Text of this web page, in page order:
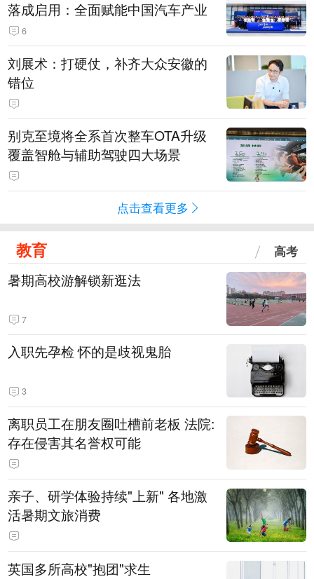
落成启用：全面赋能中国汽车产业
6
刘展术：打硬仗，补齐大众安徽的
错位
别克至境将全系首次整车OTA升级
覆盖智舱与辅助驾驶四大场景
点击查看更多
教育 高考
暑期高校游解锁新逛法
7
入职先孕检 怀的是歧视鬼胎
3
离职员工在朋友圈吐槽前老板 法院:
存在侵害其名誉权可能
亲子、研学体验持续"上新" 各地激
活暑期文旅消费
英国多所高校"抱团"求生